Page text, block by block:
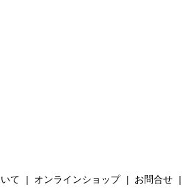
て オンラインショップ お問合せ